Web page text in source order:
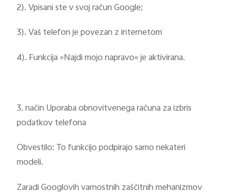
2). Vpisani ste v svoj račun Google;
3). Vaš telefon je povezan z internetom
4). Funkcija »Najdi mojo napravo« je aktivirana.
3. način Uporaba obnovitvenega računa za izbris
podatkov telefona
Obvestilo: To funkcijo podpirajo samo nekateri
modeli.
Zaradi Googlovih varnostnih zaščitnih mehanizmov